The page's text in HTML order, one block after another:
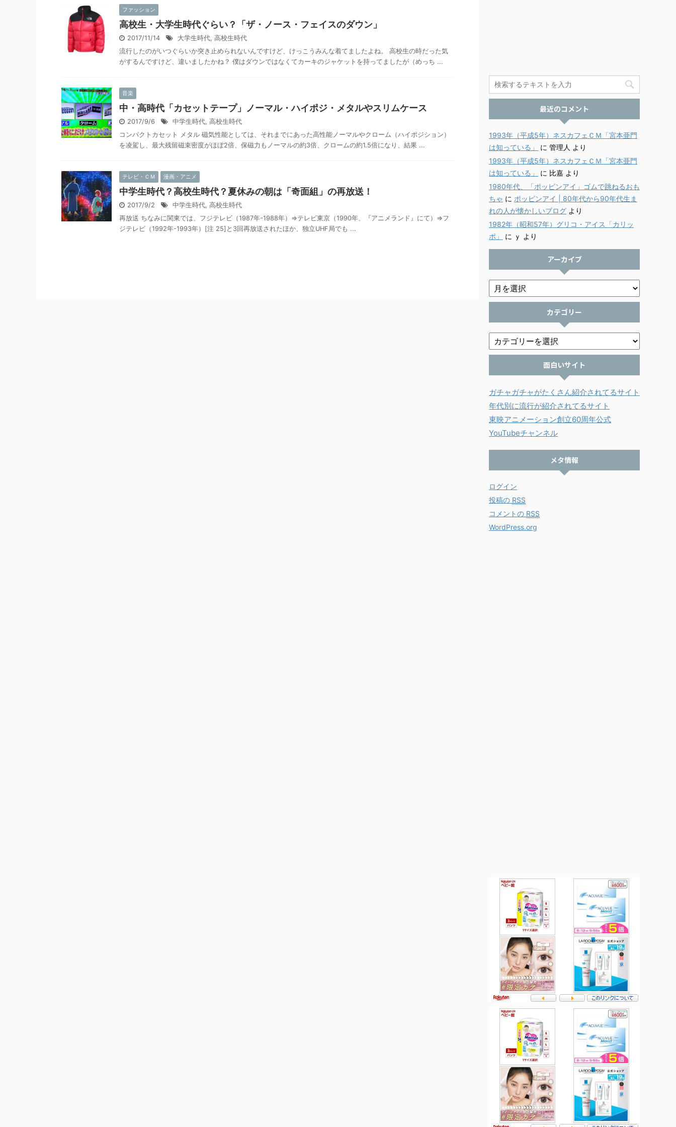
ファッション
高校生・大学生時代ぐらい？「ザ・ノース・フェイスのダウン」
2017/11/14 大学生時代, 高校生時代
流行したのがいつぐらいか突き止められないんですけど、けっこうみんな着てましたよね。 高校生の時だった気
がするんですけど、違いましたかね？ 僕はダウンではなくてカーキのジャケットを持ってましたが（めっち ...
音楽
中・高時代「カセットテープ」ノーマル・ハイポジ・メタルやスリムケース
2017/9/6 中学生時代, 高校生時代
コンパクトカセット メタル 磁気性能としては、それまでにあった高性能ノーマルやクローム（ハイポジション）
を凌駕し、最大残留磁束密度がほぼ2倍、保磁力もノーマルの約3倍、クロームの約1.5倍になり、結果 ...
テレビ・ＣＭ 漫画・アニメ
中学生時代？高校生時代？夏休みの朝は「奇面組」の再放送！
2017/9/2 中学生時代, 高校生時代
再放送 ちなみに関東では、フジテレビ（1987年-1988年）⇒テレビ東京（1990年、『アニメランド』にて）⇒フ
ジテレビ（1992年-1993年）[注 25]と3回再放送されたほか、独立UHF局でも ...
最近のコメント
1993年（平成5年）ネスカフェＣＭ「宮本亜門
は知っている」
に 管理人 より
1993年（平成5年）ネスカフェＣＭ「宮本亜門
は知っている」
に 比嘉 より
1980年代、「ポッピンアイ」ゴムで跳ねるおも
ちゃ に ポッピンアイ | 80年代から90年代生ま
れの人が懐かしいブログ より
1982年（昭和57年）グリコ・アイス「カリッ
ポ」
に ｙ より
アーカイブ
カテゴリー
面白いサイト
ガチャガチャがたくさん紹介されてるサイト
年代別に流行が紹介されてるサイト
東映アニメーション創立60周年公式
YouTubeチャンネル
メタ情報
ログイン
投稿の RSS
コメントの RSS
WordPress.org